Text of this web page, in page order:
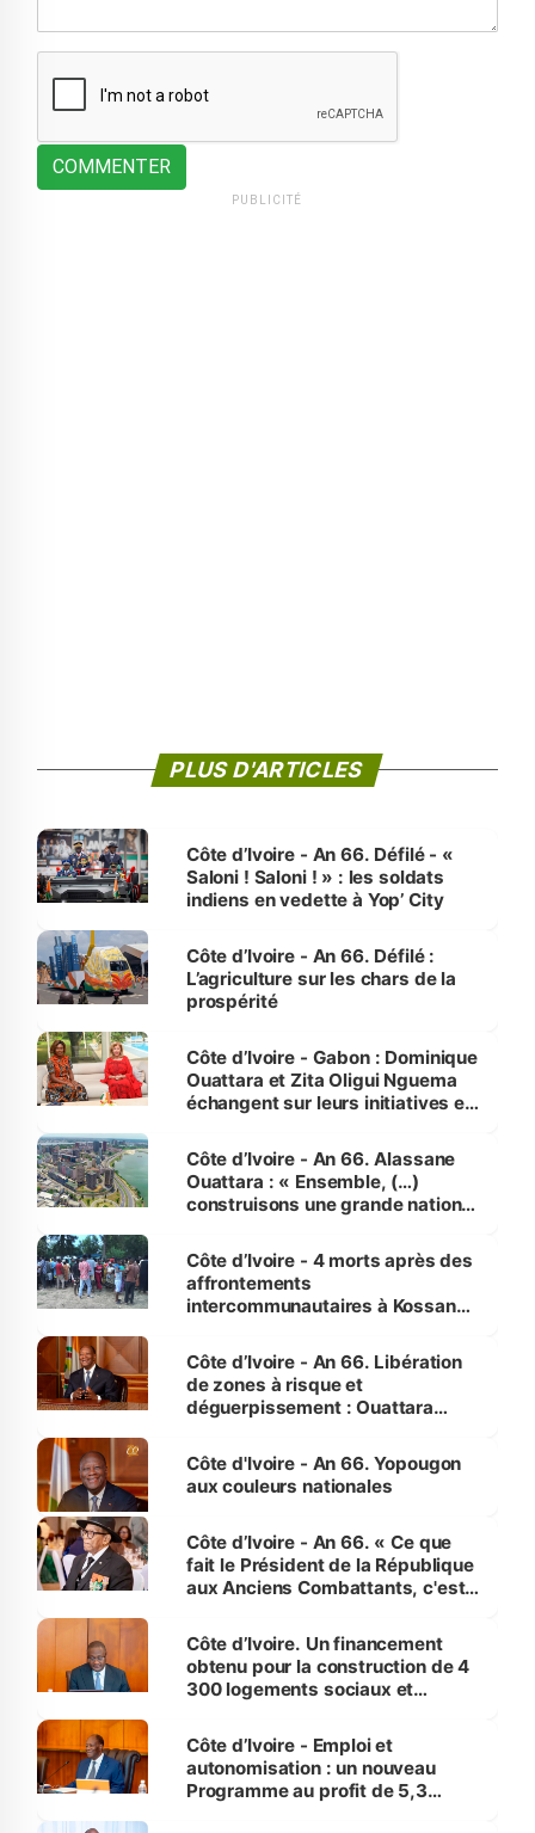
COMMENTER
PUBLICITÉ
PLUS D'ARTICLES
Côte d’Ivoire - An 66. Défilé - «
Saloni ! Saloni ! » : les soldats
indiens en vedette à Yop’ City
Côte d’Ivoire - An 66. Défilé :
L’agriculture sur les chars de la
prospérité
Côte d’Ivoire - Gabon : Dominique
Ouattara et Zita Oligui Nguema
échangent sur leurs initiatives en
enfants
Côte d’Ivoire - An 66. Alassane
Ouattara : « Ensemble, (…)
construisons une grande nation
générations futures »
Côte d’Ivoire - 4 morts après des
affrontements
intercommunautaires à Kossandji
milieu des sinistrés
Côte d’Ivoire - An 66. Libération
de zones à risque et
déguerpissement : Ouattara
l'Etat de droit pour préserver les
vies humaines »
Côte d'Ivoire - An 66. Yopougon
aux couleurs nationales
Côte d’Ivoire - An 66. « Ce que
fait le Président de la République
aux Anciens Combattants, c'est
Côte d’Ivoire. Un financement
obtenu pour la construction de 4
300 logements sociaux et
et Yamoussoukro
Côte d’Ivoire - Emploi et
autonomisation : un nouveau
Programme au profit de 5,3